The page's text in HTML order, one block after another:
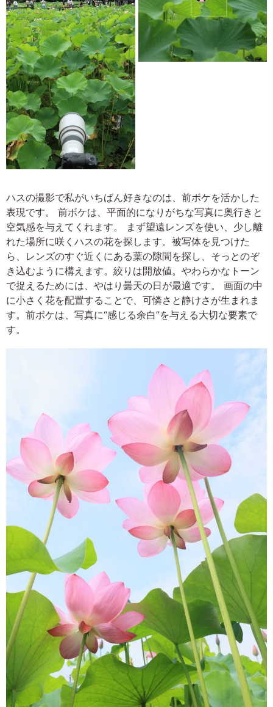
ハスの撮影で私がいちばん好きなのは、前ボケを活かした
表現です。 前ボケは、平面的になりがちな写真に奥行きと
空気感を与えてくれます。 まず望遠レンズを使い、少し離
れた場所に咲くハスの花を探します。被写体を見つけた
ら、レンズのすぐ近くにある葉の隙間を探し、そっとのぞ
き込むように構えます。絞りは開放値。やわらかなトーン
で捉えるためには、やはり曇天の日が最適です。 画面の中
に小さく花を配置することで、可憐さと静けさが生まれま
す。前ボケは、写真に“感じる余白”を与える大切な要素で
す。